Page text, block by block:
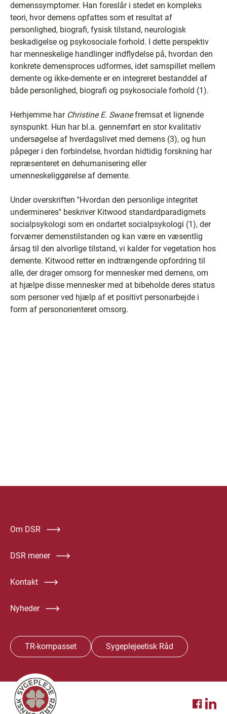
demenssymptomer. Han foreslår i stedet en kompleks
teori, hvor demens opfattes som et resultat af
personlighed, biografi, fysisk tilstand, neurologisk
beskadigelse og psykosociale forhold. I dette perspektiv
har menneskelige handlinger indflydelse på, hvordan den
konkrete demensproces udformes, idet samspillet mellem
demente og ikke-demente er en integreret bestanddel af
både personlighed, biografi og psykosociale forhold (1).
Herhjemme har Christine E. Swanefremsat et lignende
synspunkt. Hun har bl.a. gennemført en stor kvalitativ
undersøgelse af hverdagslivet med demens (3), og hun
påpeger i den forbindelse, hvordan hidtidig forskning har
repræsenteret en dehumanisering eller
umenneskeliggørelse af demente.
Under overskriften ''Hvordan den personlige integritet
undermineres'' beskriver Kitwood standardparadigmets
socialpsykologi som en ondartet socialpsykologi (1), der
forværrer demenstilstanden og kan være en væsentlig
årsag til den alvorlige tilstand, vi kalder for vegetation hos
demente. Kitwood retter en indtrængende opfordring til
alle, der drager omsorg for mennesker med demens, om
at hjælpe disse mennesker med at bibeholde deres status
som personer ved hjælp af et positivt personarbejde i
form af personorienteret omsorg.
Om DSR
DSR mener
Kontakt
Nyheder
TR-kompasset Sygeplejeetisk Råd